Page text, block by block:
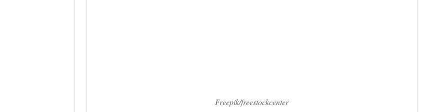
Freepik/freestockcenter